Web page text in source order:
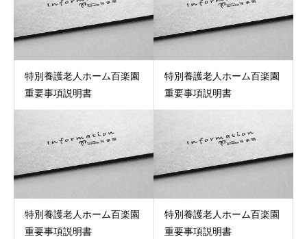
特別養護老人ホーム百楽園
重要事項説明書
特別養護老人ホーム百楽園
重要事項説明書
特別養護老人ホーム百楽園
重要事項説明書
特別養護老人ホーム百楽園
重要事項説明書